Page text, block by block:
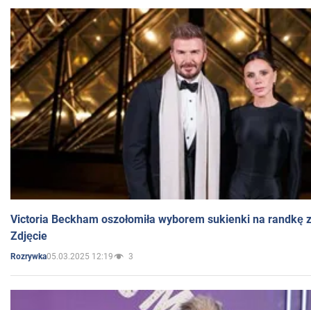
Victoria Beckham oszołomiła wyborem sukienki na randkę
Zdjęcie
Rozrywka05.03.2025 12:19 3